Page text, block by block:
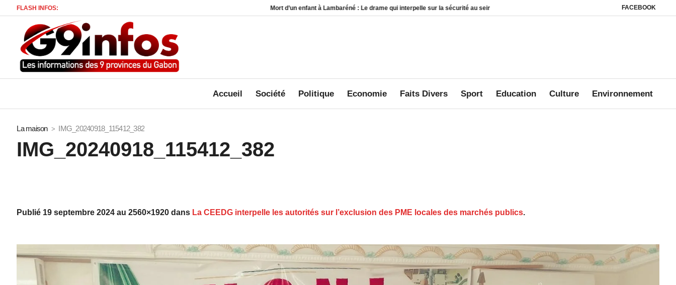
FACEBOOK
FLASH INFOS: Mort d’un enfant à Lambaréné : Le drame qui interpelle sur la sécurité au sein des foyers Affaire Mbanié : Ali Akbar Onanga Y’Obegue estime que le Gabon
Accueil Société Politique Economie Faits Divers Sport Education Culture Environnement
La maison IMG_20240918_115412_382
IMG_20240918_115412_382
Publié 19 septembre 2024 au 2560×1920 dans La CEEDG interpelle les autorités sur l’exclusion des PME locales des marchés publics.